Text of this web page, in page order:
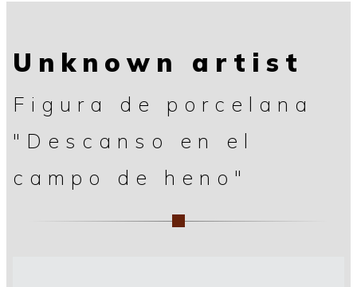
Unknown artist
Figura de porcelana
"Descanso en el
campo de heno"